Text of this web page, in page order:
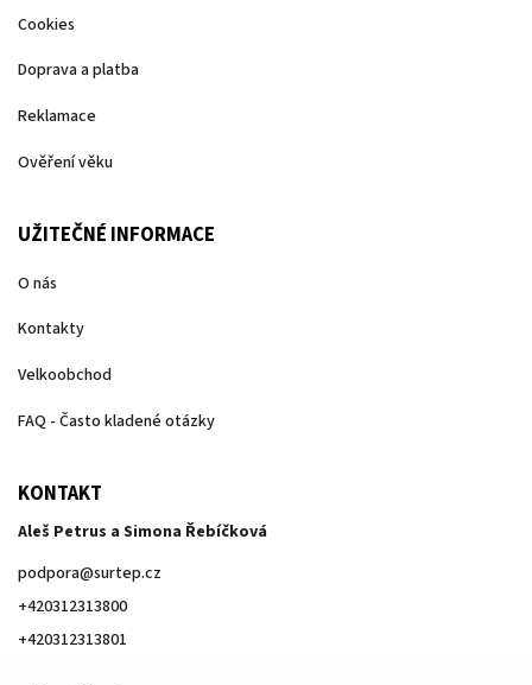
Cookies
Doprava a platba
Reklamace
Ověření věku
UŽITEČNÉ INFORMACE
O nás
Kontakty
Velkoobchod
FAQ - Často kladené otázky
KONTAKT
Aleš Petrus a Simona Řebíčková
podpora@surtep.cz
+420312313800
+420312313801